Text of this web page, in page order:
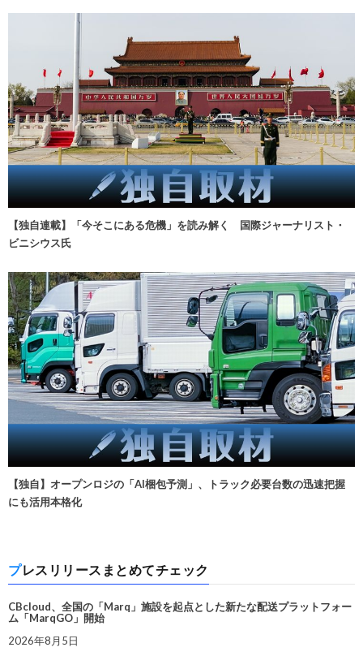
【独自連載】「今そこにある危機」を読み解く 国際ジャーナリスト・
ビニシウス氏
【独自】オープンロジの「AI梱包予測」、トラック必要台数の迅速把握
にも活用本格化
プレスリリースまとめてチェック
CBcloud、全国の「Marq」施設を起点とした新たな配送プラットフォー
ム「MarqGO」開始
2026年8月5日